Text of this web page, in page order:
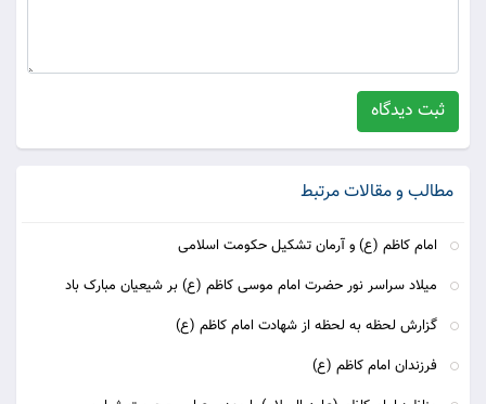
ثبت دیدگاه
مطالب و مقالات مرتبط
امام کاظم (ع) و آرمان تشکیل حکومت اسلامی
میلاد سراسر نور حضرت امام موسی کاظم (ع) بر شیعیان مبارک باد
گزارش لحظه به لحظه از شهادت امام کاظم (ع)
فرزندان امام کاظم (ع)